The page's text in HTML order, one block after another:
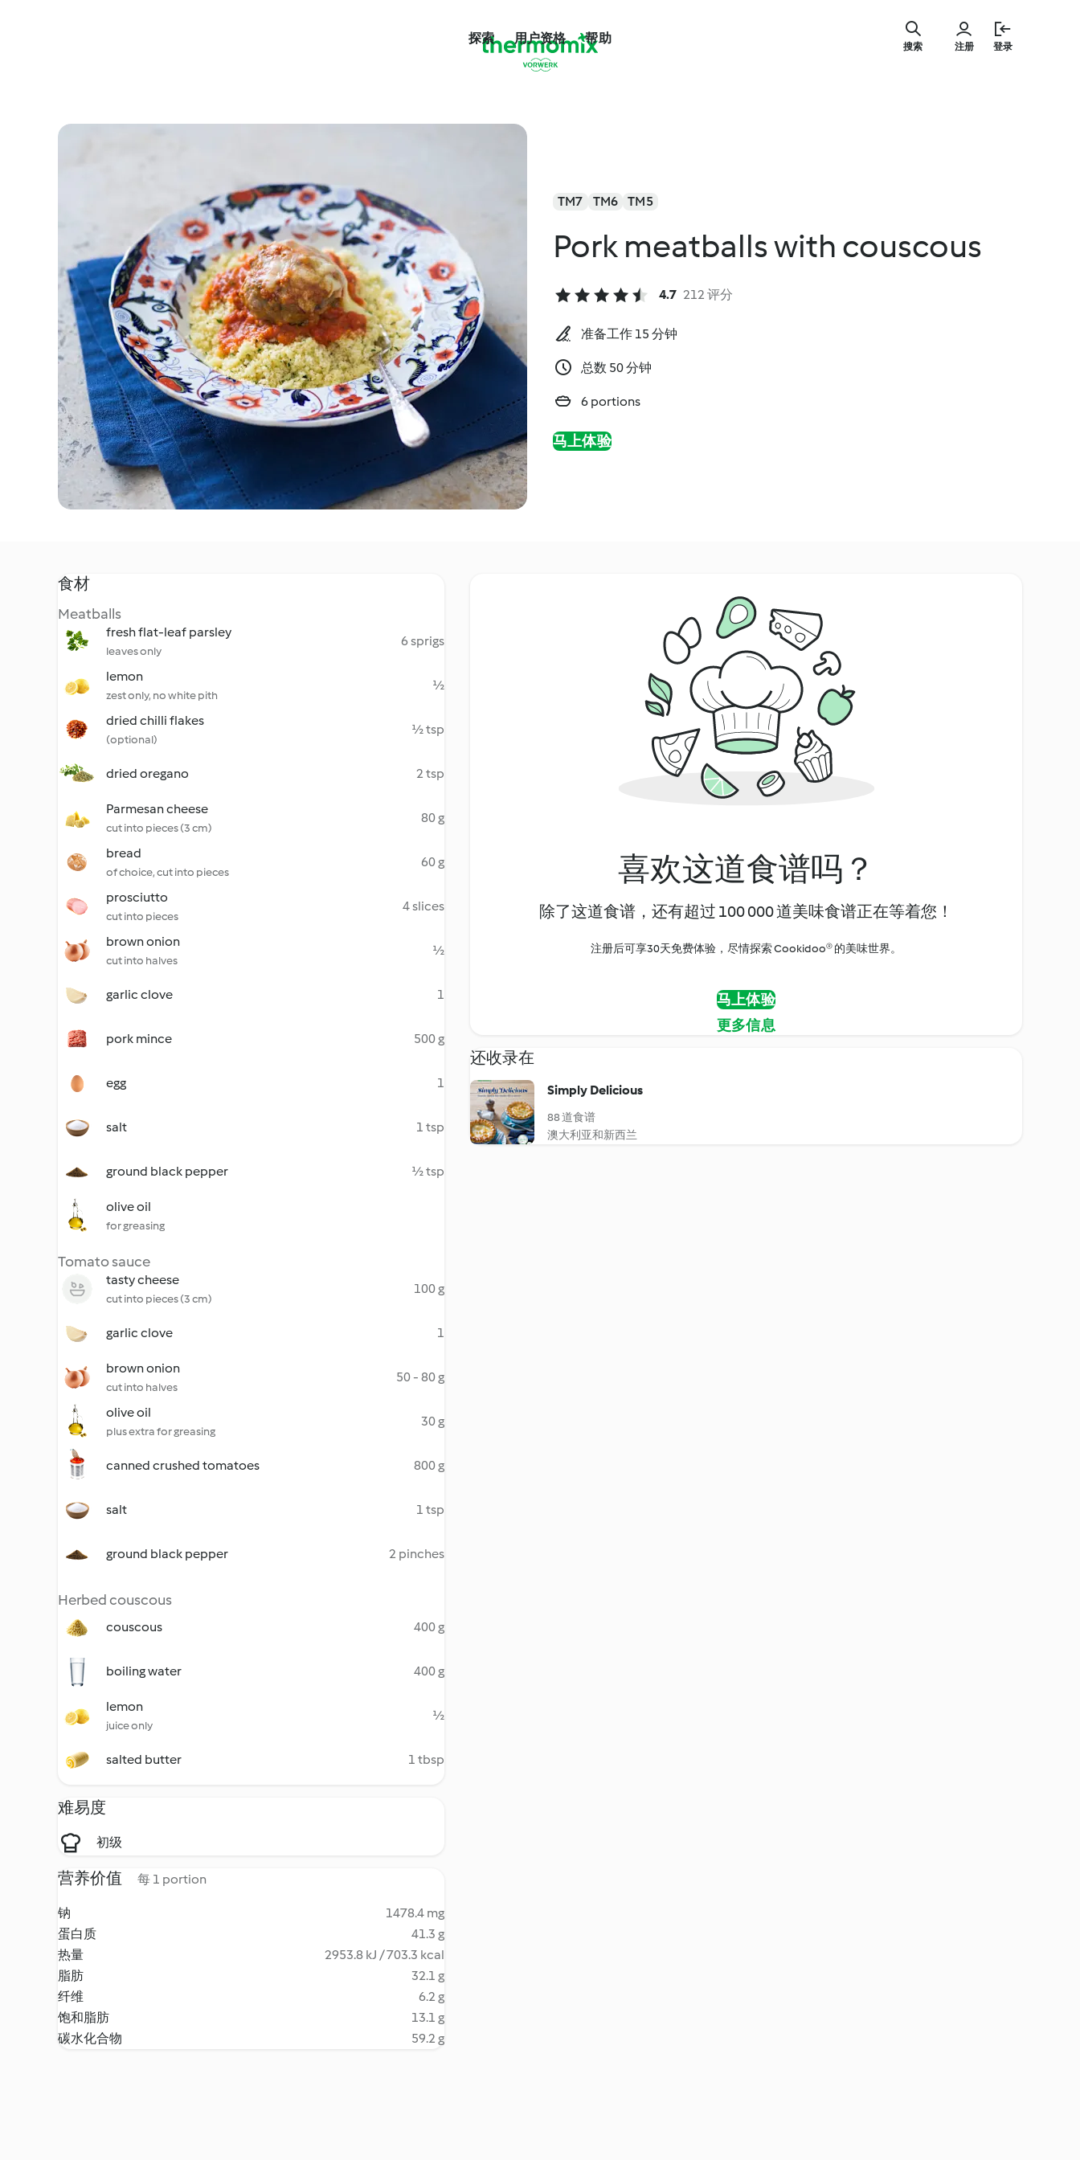
探索 用户资格 帮助
注册 登录
搜索
TM7 TM6 TM5
Pork meatballs with couscous
4.7 212 评分
准备工作 15 分钟
总数 50 分钟
6 portions
马上体验
食材
Meatballs
fresh flat-leaf parsley
leaves only
6 sprigs
lemon
zest only, no white pith
½
dried chilli flakes
(optional)
½ tsp
dried oregano 2 tsp
Parmesan cheese
cut into pieces (3 cm)
80 g
bread
of choice, cut into pieces
60 g
prosciutto
cut into pieces
4 slices
brown onion
cut into halves
½
garlic clove 1
pork mince 500 g
egg 1
salt 1 tsp
ground black pepper ½ tsp
olive oil
for greasing
Tomato sauce
tasty cheese
cut into pieces (3 cm)
100 g
garlic clove 1
brown onion
cut into halves
50 - 80 g
olive oil
plus extra for greasing
30 g
canned crushed tomatoes 800 g
salt 1 tsp
ground black pepper 2 pinches
Herbed couscous
couscous 400 g
boiling water 400 g
lemon
juice only
½
salted butter 1 tbsp
难易度
初级
营养价值 每 1 portion
钠
1478.4 mg
蛋白质
41.3 g
热量
2953.8 kJ / 703.3 kcal
脂肪
32.1 g
纤维
6.2 g
饱和脂肪
13.1 g
碳水化合物
59.2 g
喜欢这道食谱吗？
除了这道食谱，还有超过 100 000 道美味食谱正在等着您！
注册后可享30天免费体验，尽情探索 Cookidoo® 的美味世界。
马上体验
更多信息
还收录在
Simply Delicious
88 道食谱
澳大利亚和新西兰